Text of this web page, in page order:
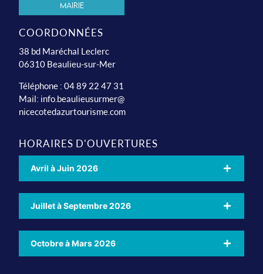
Mairie
COORDONNÉES
38 bd Maréchal Leclerc
06310 Beaulieu-sur-Mer
Téléphone : 04 89 22 47 31
Mail: info.beaulieusurmer@
nicecotedazurtourisme.com
HORAIRES D'OUVERTURES
Avril à Juin 2026
Juillet à Septembre 2026
Octobre à Mars 2026